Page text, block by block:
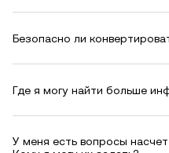
Безопасно ли
Где я могу найти больше
У меня есть вопросы